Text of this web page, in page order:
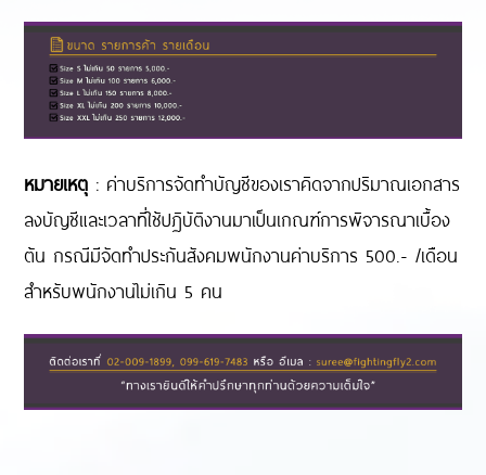
หมายเหตุ : ค่าบริการจัดทำบัญชีของเราคิดจากปริมาณเอกสาร
ลงบัญชีและเวลาที่ใช้ปฏิบัติงานมาเป็นเกณฑ์การพิจารณาเบื้อง
ต้น กรณีมีจัดทำประกันสังคมพนักงานค่าบริการ 500.- /เดือน
สำหรับพนักงานไม่เกิน 5 คน